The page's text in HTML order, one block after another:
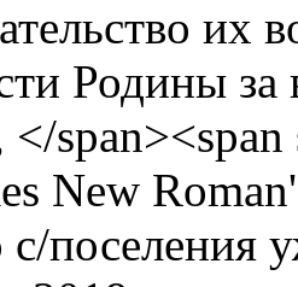
их
Родины
New
поселения